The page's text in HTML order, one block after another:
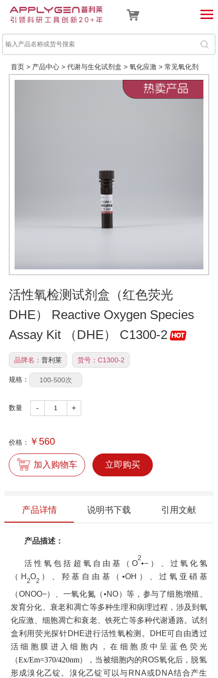
首页> 产品中心> 代谢与生化试剂盒 > 氧化应激 > 常见氧化剂
活性氧检测试剂盒（红色荧光
DHE） Reactive Oxygen Species
Assay Kit （DHE） C1300-2
品牌名： 普利莱 货号： C1300-2
规格： 100-500次
数量 - +
价格： ￥ 560
加入购物车 立即购买
产品详情 说明书下载 引用文献
产品描述：
活性氧包括超氧自由基（O
2
•− ）、过氧化氢
（ H
2
O
2
）、羟基自由基（•OH ）、过氧亚硝基
（ONOO−）、一氧化氮（•NO）等，参与了细胞增殖、
发育分化、衰老和凋亡等多种生理和病理过程，涉及到氧
化应激、细胞凋亡和衰老、铁死亡等多种代谢通路。 试剂
盒利用 荧光探针DHE进行活性氧检测。 DHE可自由透过
活细胞膜进入细胞内，在细胞质中呈蓝色荧光
（Ex/Em=370/420nm），当被细胞内的ROS氧化后， 脱氢
形成溴化乙锭。溴化乙锭可以与 RNA或DNA结合产生